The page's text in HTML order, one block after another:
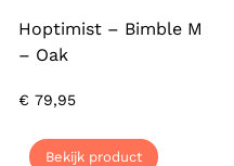
Hoptimist – Bimble M
– Oak
€ 79,95
Bekijk product